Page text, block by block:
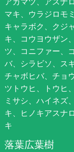
マキ、ウラジロモ
キャラボク、クジ
キ、コウヨウザン
ツ、コニファー、
バ、シラビソ、ス
チャボヒバ、チョ
ツトウヒ、トウヒ
ミサシ、ハイネズ
キ、ヒノキアスナ
キ
落葉広葉樹